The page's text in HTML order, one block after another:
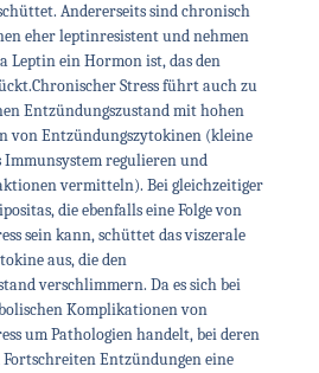
Andererseits sind chronisch
eher leptinresistent und nehmen
Leptin ein Hormon ist, das den
Chronischer Stress führt auch zu
Entzündungszustand mit hohen
von Entzündungszytokinen (kleine
Immunsystem regulieren und
vermitteln). Bei gleichzeitiger
die ebenfalls eine Folge von
sein kann, schüttet das viszerale
aus, die den
verschlimmern. Da es sich bei
Komplikationen von
um Pathologien handelt, bei deren
Entzündungen eine